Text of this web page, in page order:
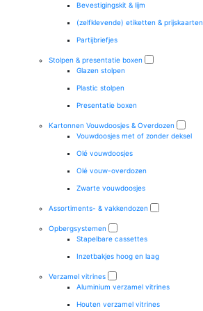
Bevestigingskit & lijm
(zelfklevende) etiketten & prijskaarten
Partijbriefjes
Stolpen & presentatie boxen
Glazen stolpen
Plastic stolpen
Presentatie boxen
Kartonnen Vouwdoosjes & Overdozen
Vouwdoosjes met of zonder deksel
Olé vouwdoosjes
Olé vouw-overdozen
Zwarte vouwdoosjes
Assortiments- & vakkendozen
Opbergsystemen
Stapelbare cassettes
Inzetbakjes hoog en laag
Verzamel vitrines
Aluminium verzamel vitrines
Houten verzamel vitrines